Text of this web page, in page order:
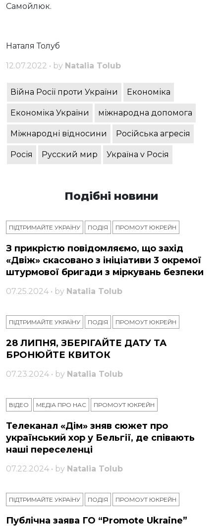
Самойлюк.
Наталя Толуб
12.07.2022 • by Natalia Tolub
Війна Росії проти України Економіка
Економіка України міжнародна допомога
Міжнародні відносини Російська агресія
Росія Русский мир Україна v Росія
Подібні новини
ПІДТРИМАЙТЕ УКРАЇНУ ПОДІЯ ПРОМОУТ ЮКРЕЙН
З прикрістю повідомляємо, що захід
«Двіж» скасовано з ініціативи 3 окремої
штурмової бригади з міркувань безпеки
07.25.2024 • by Natalia Tolub
ПІДТРИМАЙТЕ УКРАЇНУ ПОДІЯ ПРОМОУТ ЮКРЕЙН
28 ЛИПНЯ, ЗБЕРІГАЙТЕ ДАТУ ТА
БРОНЮЙТЕ КВИТОК
07.23.2024 • by Natalia Tolub
ВІДЕО МЕДІА ПРО НАС ПРОМОУТ ЮКРЕЙН
Телеканал «Дім» зняв сюжет про
український хор у Бельгії, де співають
наші переселенці
07.22.2024 • by Natalia Tolub
ПІДТРИМАЙТЕ УКРАЇНУ ПОДІЯ ПРОМОУТ ЮКРЕЙН
Публічна заява ГО “Promote Ukraine”